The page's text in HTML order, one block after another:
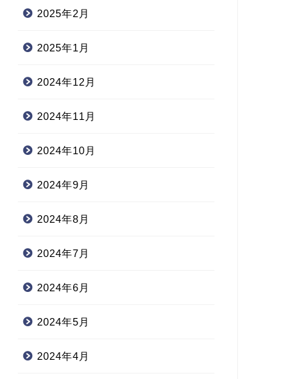
2025年2月
2025年1月
2024年12月
2024年11月
2024年10月
2024年9月
2024年8月
2024年7月
2024年6月
2024年5月
2024年4月